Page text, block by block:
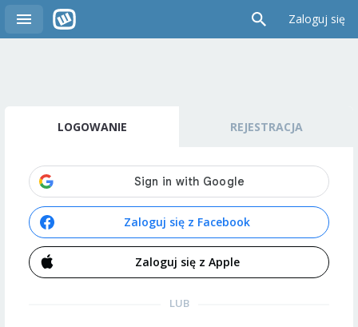
Zaloguj się
LOGOWANIE REJESTRACJA
Zaloguj się z Facebook
Zaloguj się z Apple
LUB